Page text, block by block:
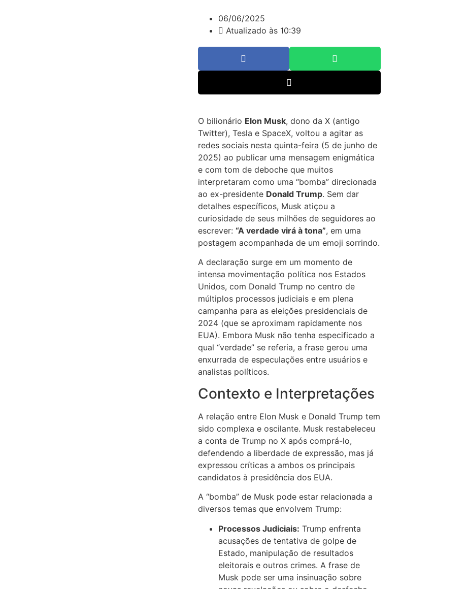
06/06/2025
Atualizado às 10:39
O bilionário Elon Musk, dono da X (antigo
Twitter), Tesla e SpaceX, voltou a agitar as
redes sociais nesta quinta-feira (5 de junho de
2025) ao publicar uma mensagem enigmática
e com tom de deboche que muitos
interpretaram como uma “bomba” direcionada
ao ex-presidente Donald Trump. Sem dar
detalhes específicos, Musk atiçou a
curiosidade de seus milhões de seguidores ao
escrever: “A verdade virá à tona”, em uma
postagem acompanhada de um emoji sorrindo.
A declaração surge em um momento de
intensa movimentação política nos Estados
Unidos, com Donald Trump no centro de
múltiplos processos judiciais e em plena
campanha para as eleições presidenciais de
2024 (que se aproximam rapidamente nos
EUA). Embora Musk não tenha especificado a
qual “verdade” se referia, a frase gerou uma
enxurrada de especulações entre usuários e
analistas políticos.
Contexto e Interpretações
A relação entre Elon Musk e Donald Trump tem
sido complexa e oscilante. Musk restabeleceu
a conta de Trump no X após comprá-lo,
defendendo a liberdade de expressão, mas já
expressou críticas a ambos os principais
candidatos à presidência dos EUA.
A “bomba” de Musk pode estar relacionada a
diversos temas que envolvem Trump:
Processos Judiciais: Trump enfrenta
acusações de tentativa de golpe de
Estado, manipulação de resultados
eleitorais e outros crimes. A frase de
Musk pode ser uma insinuação sobre